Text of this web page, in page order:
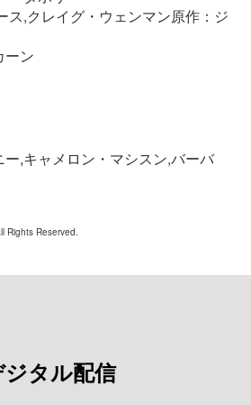
ス,クレイグ・ウェンマン原作：ジ
ーン
,キャメロン・マシスン,バーバ
Rights Reserved.
ジタル配信